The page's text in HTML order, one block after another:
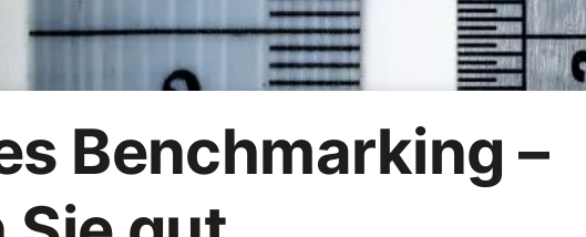
Benchmarking –